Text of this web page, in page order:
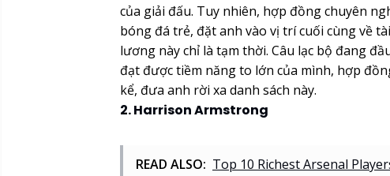
của giải đấu. Tuy nhiên, hợp đồng chuyên
bóng đá trẻ, đặt anh vào vị trí cuối cùng về
lương này chỉ là tạm thời. Câu lạc bộ đang
đạt được tiềm năng to lớn của mình, hợp
kể, đưa anh rời xa danh sách này.
2. Harrison Armstrong
READ ALSO: Top 10 Richest Arsenal